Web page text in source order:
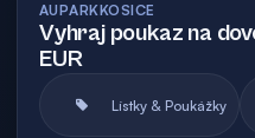
AUPARKKOSICE
Vyhraj poukaz na
EUR
Lístky & Poukážky